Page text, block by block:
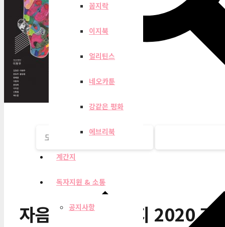
꼼지락
이지북
얼리틴스
네오카툰
강같은 평화
에브리북
계간지
독자지원 & 소통
공지사항
자음과모음 계간지 2020 가